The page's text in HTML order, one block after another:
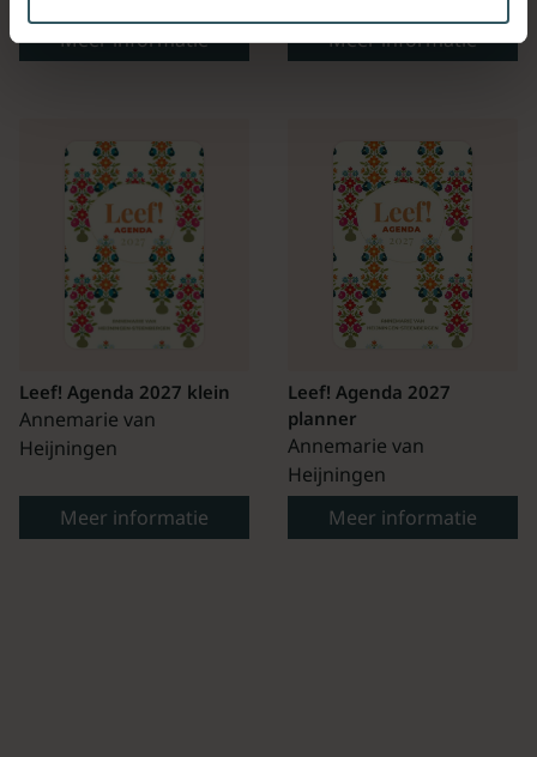
Meer informatie Meer informatie
Leef! Agenda 2027 klein
Annemarie van
Heijningen
Meer informatie
Leef! Agenda 2027
planner
Annemarie van
Heijningen
Meer informatie